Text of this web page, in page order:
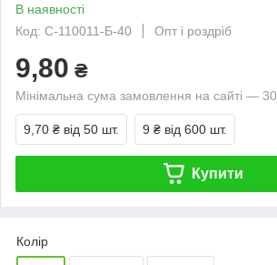
В наявності
Код: С-110011-Б-40
Опт і роздріб
9,80 ₴
Мінімальна сума замовлення на сайті —
9,70 ₴ від 50 шт. 9 ₴ від 600 шт.
Купити
Колір